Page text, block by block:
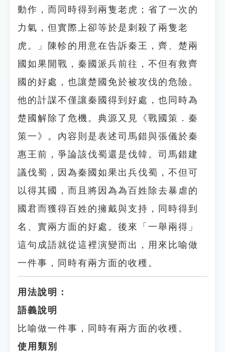
動作，而同時得到兩隻老虎；省了一次的
力氣，但實際上卻等於是刺殺了兩隻老
虎。」陳軫的用意在告訴秦王，齊、楚兩
國如果開戰，秦國派兵前往，不但有救齊
國的好處，也讓楚國免於被攻伐的危險。
他的計謀不僅讓秦國得到好處，也同時為
楚國解除了危機。典源又見《戰國策．秦
策一》。內容則是表述司馬錯與張儀於秦
惠王前，爭論該伐蜀還是伐韓。司馬錯建
議伐蜀，因為秦國如果出兵伐蜀，不但可
以得其國，而且將因為為百姓除去暴虐的
國君而獲得百姓的擁戴與支持，同時得到
名、實兩方面的好處。後來「一舉兩得」
這句成語就從這裡演變而出，用來比喻做
一件事，同時有兩方面的收穫。
用法說明：
語義說明
比喻做一件事，同時有兩方面的收穫。
使用類別